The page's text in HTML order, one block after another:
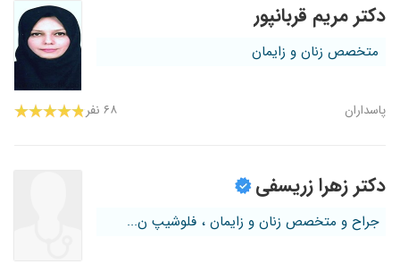
دکتر مریم قربانپور
متخصص زنان و زایمان
پاسداران ۶۸ نفر
دکتر زهرا زریسفی
جراح و متخصص زنان و زایمان ، فلوشیپ ن...